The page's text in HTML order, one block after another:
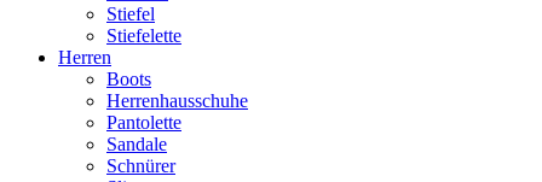
Stiefel
Stiefelette
Herren
Boots
Herrenhausschuhe
Pantolette
Sandale
Schnürer